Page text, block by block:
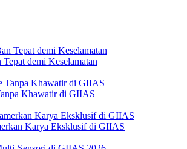
demi Keselamatan
Khawatir di GIIAS
Karya Eksklusif di GIIAS